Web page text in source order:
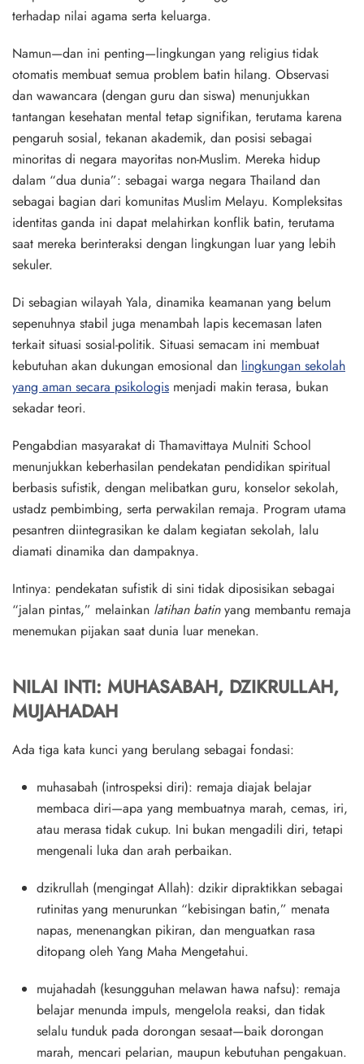
terhadap nilai agama serta keluarga.
Namun—dan ini penting—lingkungan yang religius tidak
otomatis membuat semua problem batin hilang. Observasi
dan wawancara (dengan guru dan siswa) menunjukkan
tantangan kesehatan mental tetap signifikan, terutama karena
pengaruh sosial, tekanan akademik, dan posisi sebagai
minoritas di negara mayoritas non-Muslim. Mereka hidup
dalam “dua dunia”: sebagai warga negara Thailand dan
sebagai bagian dari komunitas Muslim Melayu. Kompleksitas
identitas ganda ini dapat melahirkan konflik batin, terutama
saat mereka berinteraksi dengan lingkungan luar yang lebih
sekuler.
Di sebagian wilayah Yala, dinamika keamanan yang belum
sepenuhnya stabil juga menambah lapis kecemasan laten
terkait situasi sosial-politik. Situasi semacam ini membuat
kebutuhan akan dukungan emosional dan lingkungan sekolah
yang aman secara psikologis menjadi makin terasa, bukan
sekadar teori.
Pengabdian masyarakat di Thamavittaya Mulniti School
menunjukkan keberhasilan pendekatan pendidikan spiritual
berbasis sufistik, dengan melibatkan guru, konselor sekolah,
ustadz pembimbing, serta perwakilan remaja. Program utama
pesantren diintegrasikan ke dalam kegiatan sekolah, lalu
diamati dinamika dan dampaknya.
Intinya: pendekatan sufistik di sini tidak diposisikan sebagai
“jalan pintas,” melainkan latihan batinyang membantu remaja
menemukan pijakan saat dunia luar menekan.
NILAI INTI: MUHASABAH, DZIKRULLAH,
MUJAHADAH
Ada tiga kata kunci yang berulang sebagai fondasi:
muhasabah (introspeksi diri): remaja diajak belajar
membaca diri—apa yang membuatnya marah, cemas, iri,
atau merasa tidak cukup. Ini bukan mengadili diri, tetapi
mengenali luka dan arah perbaikan.
dzikrullah (mengingat Allah): dzikir dipraktikkan sebagai
rutinitas yang menurunkan “kebisingan batin,” menata
napas, menenangkan pikiran, dan menguatkan rasa
ditopang oleh Yang Maha Mengetahui.
mujahadah (kesungguhan melawan hawa nafsu): remaja
belajar menunda impuls, mengelola reaksi, dan tidak
selalu tunduk pada dorongan sesaat—baik dorongan
marah, mencari pelarian, maupun kebutuhan pengakuan.